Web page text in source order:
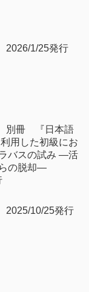
1/25発行
別冊 『日本語
用した初級にお
バスの試み —活
らの脱却—
10/25発行